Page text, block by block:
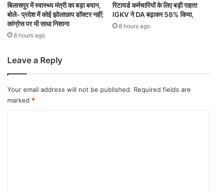
बिलासपुर में स्वास्थ्य मंत्री का बड़ा बयान,
बोले- प्रदेश में कोई झोलाछाप डॉक्टर नहीं;
कांग्रेस पर भी साधा निशाना
8 hours ago
रिटायर्ड कर्मचारियों के लिए बड़ी राहत!
IGKV ने DA बढ़ाकर 58% किया,
8 hours ago
Leave a Reply
Your email address will not be published. Required fields are
marked *